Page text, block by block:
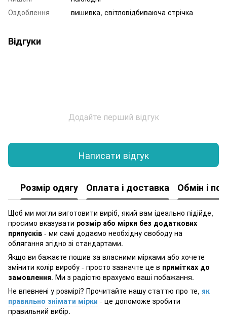
Оздоблення
вишивка, світловідбиваюча стрічка
Відгуки
Додайте перший відгук
Написати відгук
Розмір одягу Оплата і доставка Обмін і
Щоб ми могли виготовити виріб, який вам ідеально підійде,
просимо вказувати розмір або мірки без додаткових
припусків - ми самі додаємо необхідну свободу на
облягання згідно зі стандартами.
Якщо ви бажаєте пошив за власними мірками або хочете
змінити колір виробу - просто зазначте це в примітках до
замовлення. Ми з радістю врахуємо ваші побажання.
Не впевнені у розмірі? Прочитайте нашу статтю про те, як
правильно знімати мірки - це допоможе зробити
правильний вибір.